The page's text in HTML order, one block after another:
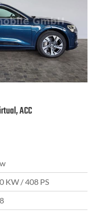
ACC
KW / 408 PS